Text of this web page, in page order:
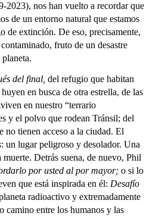
2023), nos han vuelto a recordar que
de un entorno natural que estamos
de extinción. De eso, precisamente,
fruto de un desastre
del final, del refugio que habitan
en busca de otra estrella, de las
en nuestro “terrario
y el polvo que rodean Tránsil; del
no tienen acceso a la ciudad. El
: un lugar peligroso y desolador. Una
Detrás suena, de nuevo, Phil
por usted al por mayor; o si lo
que está inspirada en él: Desafío
radioactivo y extremadamente
camino entre los humanos y las